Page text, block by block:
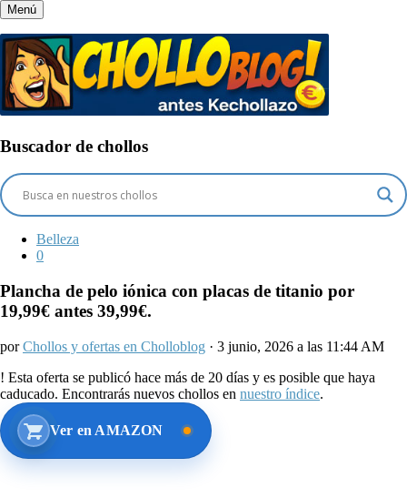
Menú
Buscador de chollos
Belleza
0
Plancha de pelo iónica con placas de titanio por
19,99€ antes 39,99€.
porChollos y ofertas en Cholloblog · 3 junio, 2026 a las 11:44 AM
! Esta oferta se publicó hace más de 20 días y es posible que haya
caducado. Encontrarás nuevos chollos en nuestro índice.
Ver en AMAZON